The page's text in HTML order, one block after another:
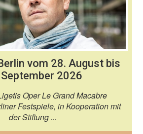
vom 28. August bis
2026
Oper Le Grand Macabre
Festspiele, in Kooperation mit
der Stiftung ...